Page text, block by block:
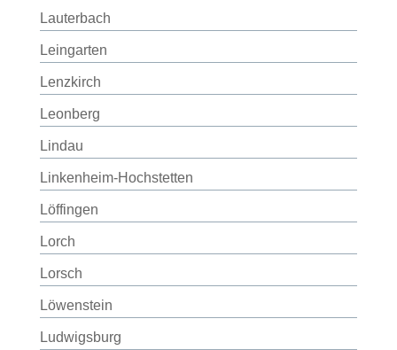
Lauterbach
Leingarten
Lenzkirch
Leonberg
Lindau
Linkenheim-Hochstetten
Löffingen
Lorch
Lorsch
Löwenstein
Ludwigsburg